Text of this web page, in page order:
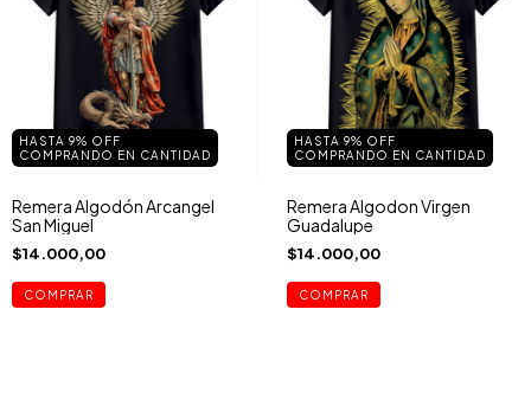
HASTA 9% OFF
COMPRANDO EN CANTIDAD
Remera Algodón Arcangel
San Miguel
$14.000,00
COMPRAR
HASTA 9% OFF
COMPRANDO EN CANTIDAD
Remera Algodon Virgen
Guadalupe
$14.000,00
COMPRAR